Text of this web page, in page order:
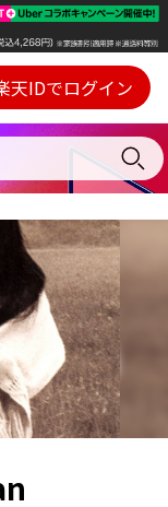
プレイヤー
内容の確認・変更
天IDでログイン